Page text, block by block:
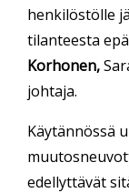
henkilöstölle
tilanteesta
Korhonen,
johtaja.
Käytännössä
edellyttävät